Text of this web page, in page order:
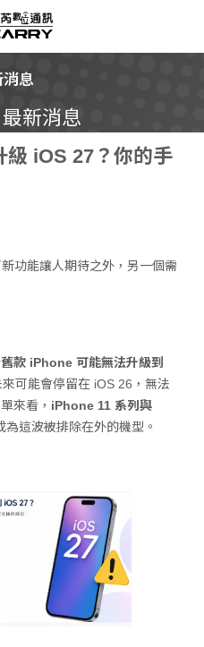
收購｜二手機買賣
消息
最新消息
iOS 27？你的手
功能讓人期待之外，另一個需
款 iPhone 可能無法升級到
可能會停留在 iOS 26，無法
來看， iPhone 11 系列與
為這波被排除在外的機型。